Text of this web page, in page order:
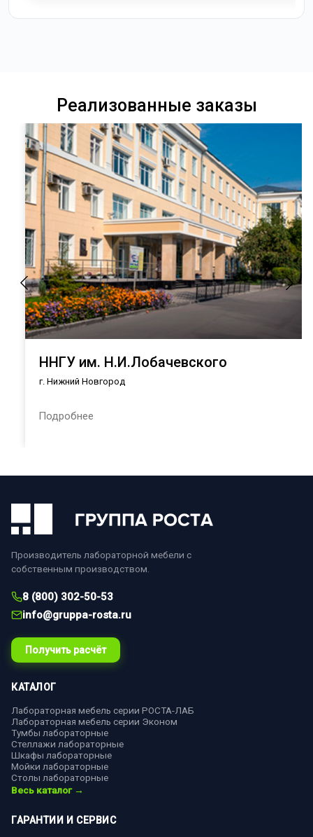
Реализованные заказы
ННГУ им. Н.И.Лобачевского
г. Нижний Новгород
Подробнее
Производитель лабораторной мебели с
собственным производством.
8 (800) 302-50-53
info@gruppa-rosta.ru
Получить расчёт
КАТАЛОГ
Лабораторная мебель серии РОСТА-ЛАБ
Лабораторная мебель серии Эконом
Тумбы лабораторные
Стеллажи лабораторные
Шкафы лабораторные
Мойки лабораторные
Столы лабораторные
Весь каталог →
ГАРАНТИИ И СЕРВИС